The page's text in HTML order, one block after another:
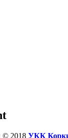
© 2018 УКК